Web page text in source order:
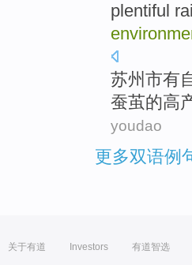
plentiful
苏州市有
蚕茧的高
youdao
更多双语例
关于有道 Investors 有道智选